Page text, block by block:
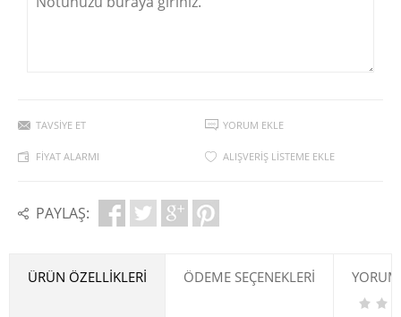
TAVSIYE ET YORUM EKLE
FIYAT ALARMI ALIŞVERIŞ LISTEME EKLE
PAYLAŞ:
ÜRÜN ÖZELLIKLERI ÖDEME SEÇENEKLERI